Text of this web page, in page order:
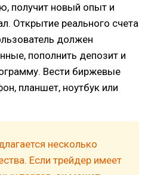
получит новый опыт и
Открытие реального счета
должен
пополнить депозит и
Вести биржевые
планшет, ноутбук или
несколько
Если трейдер имеет